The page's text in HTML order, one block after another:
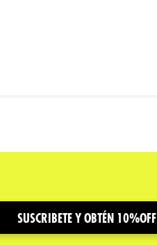
SUSCRIBETE Y OBTÉN 10%OFF